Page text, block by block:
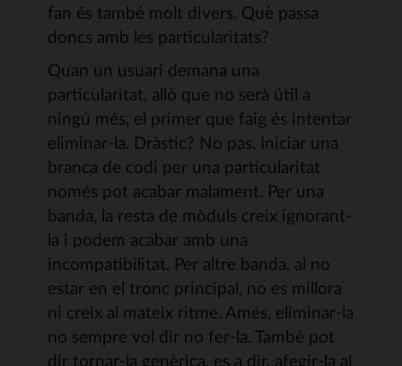
fan és també molt divers. Què passa
doncs amb les particularitats?
Quan un usuari demana una
particularitat, allò que no serà útil a
ningú més, el primer que faig és intentar
eliminar-la. Dràstic? No pas. Iniciar una
branca de codi per una particularitat
només pot acabar malament. Per una
banda, la resta de mòduls creix ignorant-
la i podem acabar amb una
incompatibilitat. Per altre banda, al no
estar en el tronc principal, no es millora
ni creix al mateix ritme. Amés, eliminar-la
no sempre vol dir no fer-la. També pot
dir tornar-la genèrica, es a dir, afegir-la al